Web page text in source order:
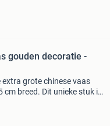
gouden decoratie -
grote chinese vaas
cm breed. Dit unieke stuk is